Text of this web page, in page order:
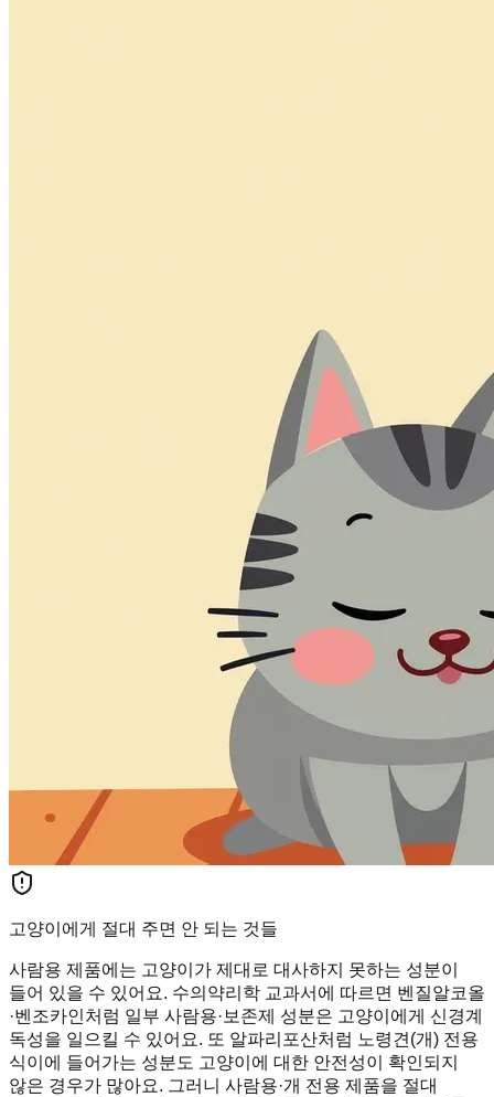
고양이에게 절대 주면 안 되는 것들
사람용 제품에는 고양이가 제대로 대사하지 못하는 성분이
들어 있을 수 있어요. 수의약리학 교과서에 따르면 벤질알코올
·벤조카인처럼 일부 사람용·보존제 성분은 고양이에게 신경계
독성을 일으킬 수 있어요. 또 알파리포산처럼 노령견(개) 전용
식이에 들어가는 성분도 고양이에 대한 안전성이 확인되지
않은 경우가 많아요. 그러니 사람용·개 전용 제품을 절대